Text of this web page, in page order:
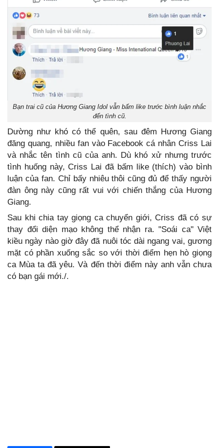
Bạn trai cũ của Hương Giang Idol vẫn bấm like trước bình luận nhắc
đến tình cũ.
Dường như khó có thể quên, sau đêm Hương Giang
đăng quang, nhiều fan vào Facebook cá nhân Criss Lai
và nhắc tên tình cũ của anh. Dù khó xử nhưng trước
tình huống này, Criss Lai đã bấm like (thích) vào bình
luận của fan. Chỉ bấy nhiêu thôi cũng đủ để thấy người
đàn ông này cũng rất vui với chiến thắng của Hương
Giang.
Sau khi chia tay giọng ca chuyển giới, Criss đã có sự
thay đổi diện mạo không thể nhận ra. "Soái ca" Việt
kiều ngày nào giờ đây đã nuôi tóc dài ngang vai, gương
mặt có phần xuống sắc so với thời điểm hẹn hò giọng
ca Mùa ta đã yêu. Và đến thời điểm này anh vẫn chưa
có bạn gái mới./.